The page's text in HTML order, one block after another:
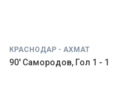
КРАСНОДАР - АХМАТ
90' Самородов, Гол 1 - 1